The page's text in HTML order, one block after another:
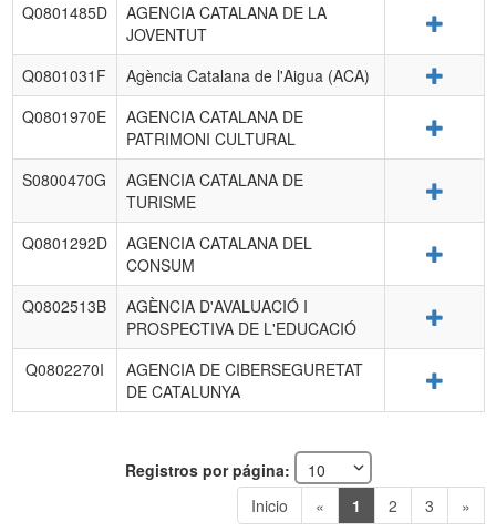
Q0801485D
AGENCIA CATALANA DE LA
JOVENTUT
Q0801031F Agència Catalana de l'Aigua (ACA)
Q0801970E
AGENCIA CATALANA DE
PATRIMONI CULTURAL
S0800470G
AGENCIA CATALANA DE
TURISME
Q0801292D
AGENCIA CATALANA DEL
CONSUM
Q0802513B
AGÈNCIA D'AVALUACIÓ I
PROSPECTIVA DE L'EDUCACIÓ
Q0802270I
AGENCIA DE CIBERSEGURETAT
DE CATALUNYA
Registros por página:
Inicio
« 1 2 3 »